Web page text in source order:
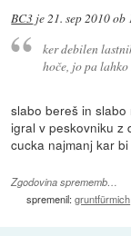
BC3 je21. sep 2010 ob
ker debilen
hoče, jo pa
slabo bereš in
igral v peskovniku z
cucka najmanj kar
Zgodovina sprememb…
spremenil:gruntfürmich